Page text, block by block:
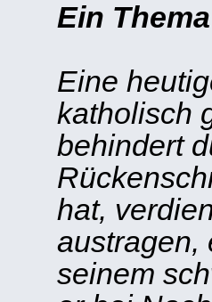
Ein
Eine
katholisch
behindert
hat,
austragen,
seinem